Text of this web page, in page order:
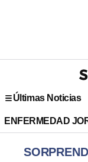
Últimas Noticias
ENFERMEDAD